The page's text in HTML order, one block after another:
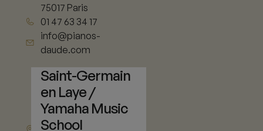
75017 Paris
01 47 63 34 17
info@pianos-
daude.com
Saint-Germain
en Laye /
Yamaha Music
School
11 rue de Vieil
Abreuvoir